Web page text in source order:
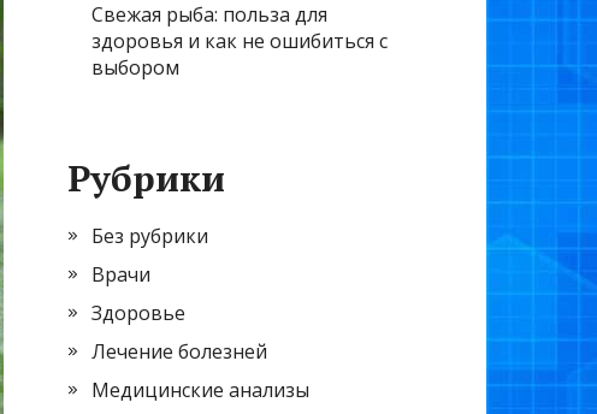
Свежая рыба: польза для
здоровья и как не ошибиться с
выбором
Рубрики
Без рубрики
Врачи
Здоровье
Лечение болезней
Медицинские анализы